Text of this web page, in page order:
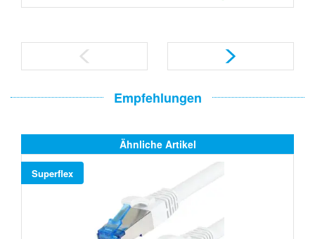
Empfehlungen
Ähnliche Artikel
Superflex